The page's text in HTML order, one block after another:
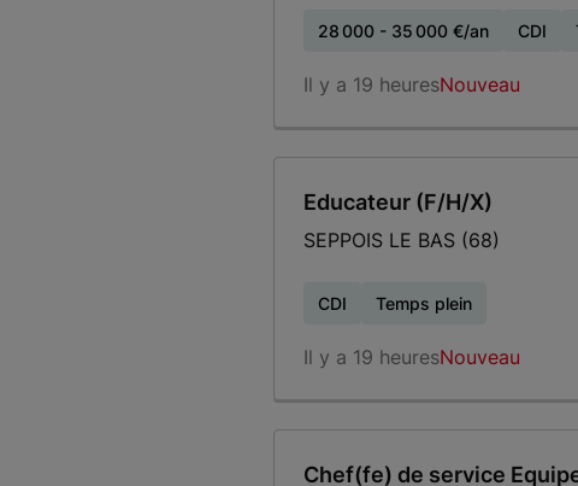
28 000 - 35 000 €/an CDI
Il y a 19 heuresNouveau
Educateur (F/H/X)
SEPPOIS LE BAS (68)
CDI Temps plein
Il y a 19 heuresNouveau
Chef(fe) de service